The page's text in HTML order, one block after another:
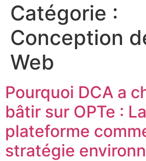
Catégorie :
Conception
Web
Pourquoi DCA a
bâtir sur OPTe : La
plateforme
stratégie